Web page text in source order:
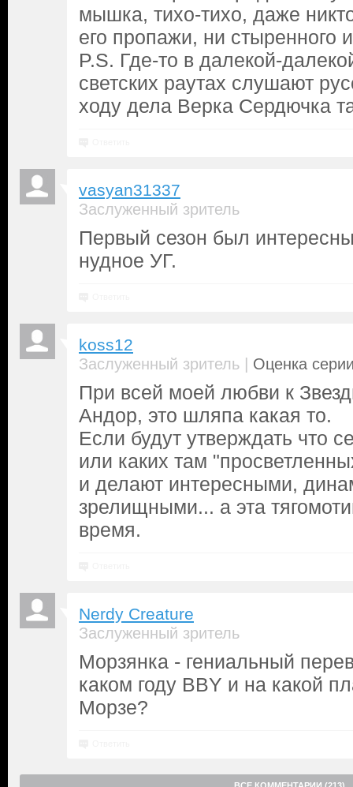
мышка, тихо-тихо, даже
его пропажи, ни стыренного
P.S. Где-то в далекой-
светских раутах слушают
ходу дела Верка Сердючка
vasyan31337
Заслуженный зритель
Первый сезон был
нудное УГ.
koss12
Заслуженный зритель | Оценка
При всей моей любви к
Андор, это шляпа какая то.
Если будут утверждать что
или каких там
и делают интересными,
зрелищными... а эта
время.
Nerdy Creature
Заслуженный зритель
Морзянка - гениальный
каком году BBY и на какой
Морзе?